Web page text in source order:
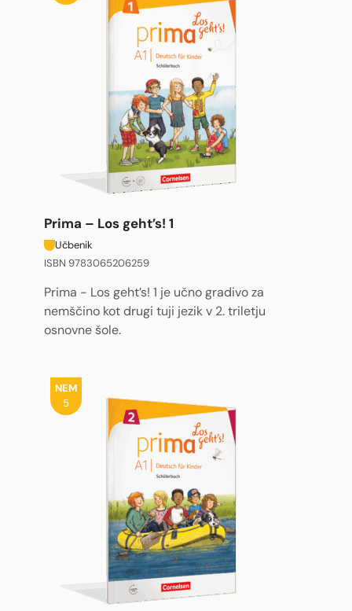
Prima – Los geht’s! 1
Učbenik
ISBN 9783065206259
Prima - Los geht’s! 1 je učno gradivo za
nemščino kot drugi tuji jezik v 2. triletju
osnovne šole.
NEM
5